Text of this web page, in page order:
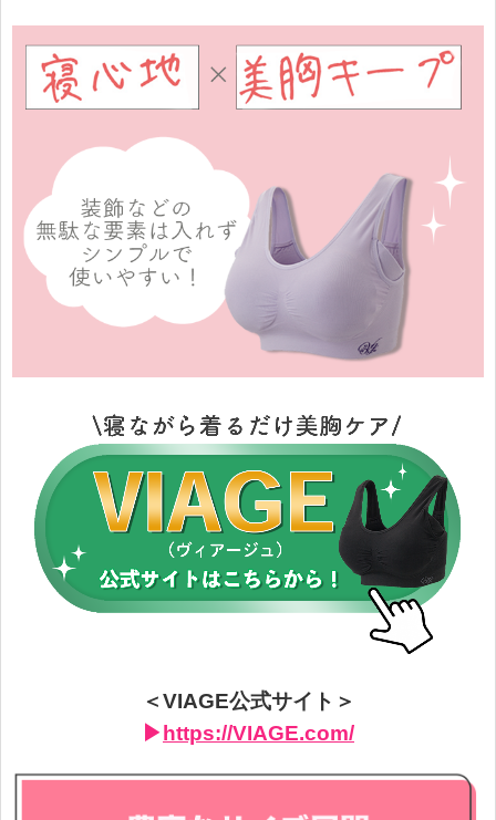
＜VIAGE公式サイト＞
▶︎ https://VIAGE.com/